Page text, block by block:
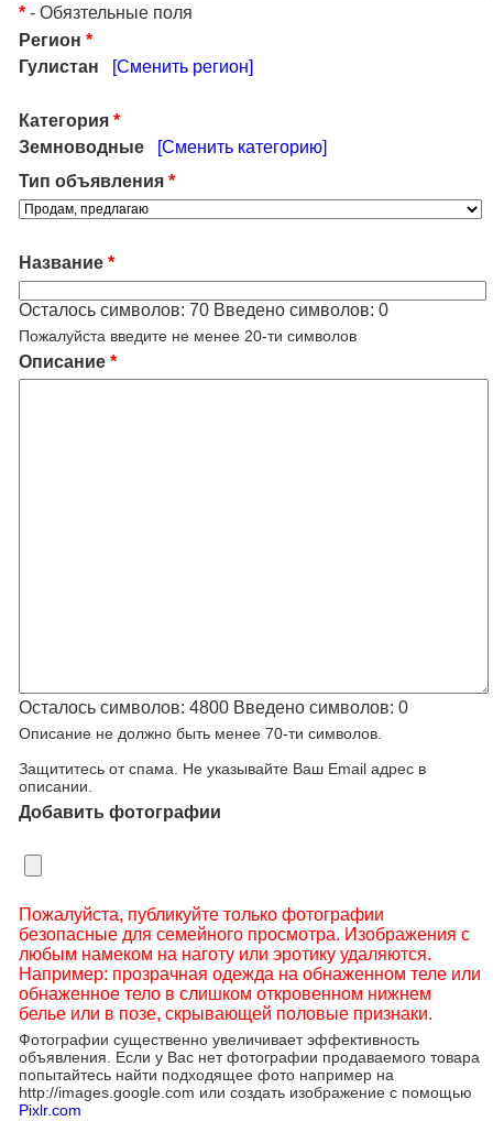
* - Обязтельные поля
Регион *
Гулистан
[Сменить регион]
Категория *
Земноводные
[Сменить категорию]
Тип объявления *
Название *
Осталось символов: 70 Введено символов: 0
Пожалуйста введите не менее 20-ти символов
Описание *
Осталось символов: 4800 Введено символов: 0
Описание не должно быть менее 70-ти символов.
Защититесь от спама. Не указывайте Ваш Email адрес в
описании.
Добавить фотографии
Пожалуйста, публикуйте только фотографии
безопасные для семейного просмотра. Изображения с
любым намеком на наготу или эротику удаляются.
Например: прозрачная одежда на обнаженном теле или
обнаженное тело в слишком откровенном нижнем
белье или в позе, скрывающей половые признаки.
Фотографии существенно увеличивает эффективность
объявления. Если у Вас нет фотографии продаваемого товара
попытайтесь найти подходящее фото например на
http://images.google.com или создать изображение с помощью
Pixlr.com